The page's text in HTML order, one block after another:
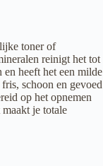
toner of
reinigt het tot
heeft het een milde
schoon en gevoed
op het opnemen
je totale